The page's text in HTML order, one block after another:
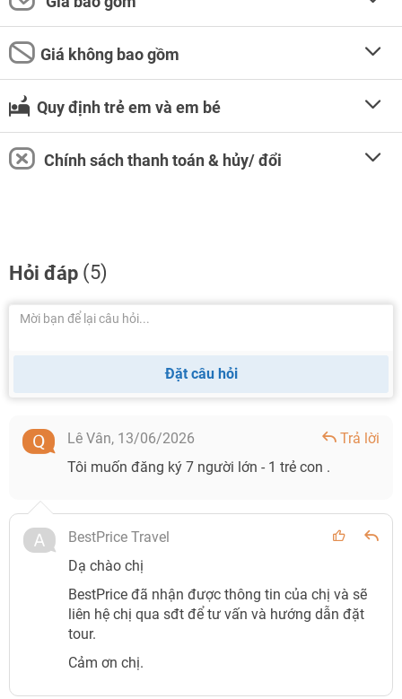
Giá không bao gồm
Quy định trẻ em và em bé
Chính sách thanh toán & hủy/ đổi
Hỏi đáp (5)
Đặt câu hỏi
Lê Vân, 13/06/2026
Trả lời
Tôi muốn đăng ký 7 người lớn - 1 trẻ con .
BestPrice Travel
Dạ chào chị
BestPrice đã nhận được thông tin của chị và sẽ
liên hệ chị qua sđt để tư vấn và hướng dẫn đặt
tour.
Cảm ơn chị.